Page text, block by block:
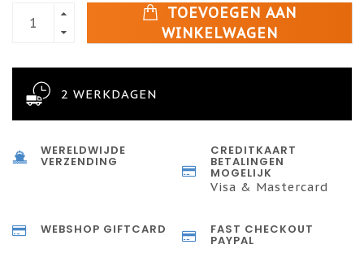
TOEVOEGEN AAN
WINKELWAGEN
2 WERKDAGEN
WERELDWIJDE
VERZENDING
CREDITKAART
BETALINGEN
MOGELIJK
Visa & Mastercard
WEBSHOP GIFTCARD FAST CHECKOUT
PAYPAL